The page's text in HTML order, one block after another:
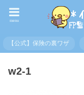
menu
【公式】保険の裏ワザ
w2-1